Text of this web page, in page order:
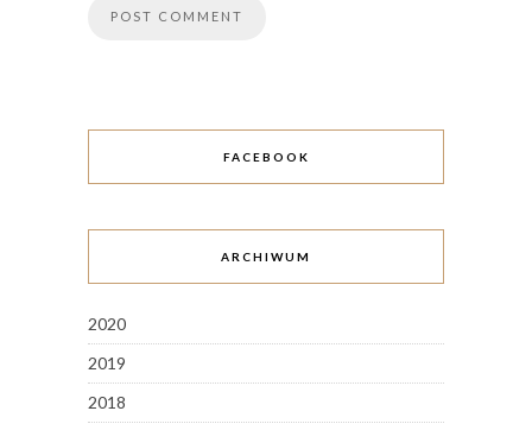
FACEBOOK
ARCHIWUM
2020
2019
2018